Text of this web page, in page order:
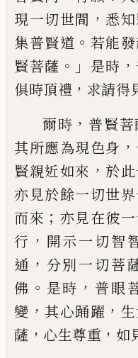
現一切世間 ， 悉
集普賢道 。 若能
賢菩薩 。」 是時 ，
俱時頂禮 ， 求請得
爾時 ， 普賢
其所應為現色身 ，
賢親近如來 ， 於
亦 見於餘一切世
而來 ； 亦見在彼
行 ， 開示一切智
通 ， 分別一切菩
佛 。 是時 ， 普眼
變 ，其心踊躍 ，
薩 ， 心生尊重 ， 如